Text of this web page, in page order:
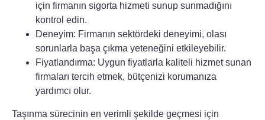
için firmanın sigorta hizmeti sunup sunmadığını
kontrol edin.
Deneyim: Firmanın sektördeki deneyimi, olası
sorunlarla başa çıkma yeteneğini etkileyebilir.
Fiyatlandırma: Uygun fiyatlarla kaliteli hizmet sunan
firmaları tercih etmek, bütçenizi korumanıza
yardımcı olur.
Taşınma sürecinin en verimli şekilde geçmesi için